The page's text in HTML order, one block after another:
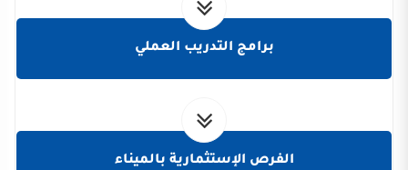
برامج التدريب العملي
الفرص الإستثمارية بالميناء